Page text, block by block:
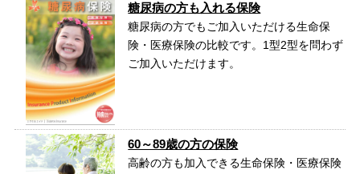
糖尿病の方も入れる保険
糖尿病の方でもご加入いただける生命保
険・医療保険の比較です。1型2型を問わず
ご加入いただけます。
60～89歳の方の保険
高齢の方も加入できる生命保険・医療保険